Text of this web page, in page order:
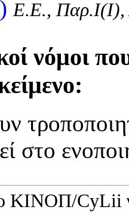
Ε.Ε., Παρ.Ι(I),
νόμοι
στο
ΚΙΝOΠ/CyLii